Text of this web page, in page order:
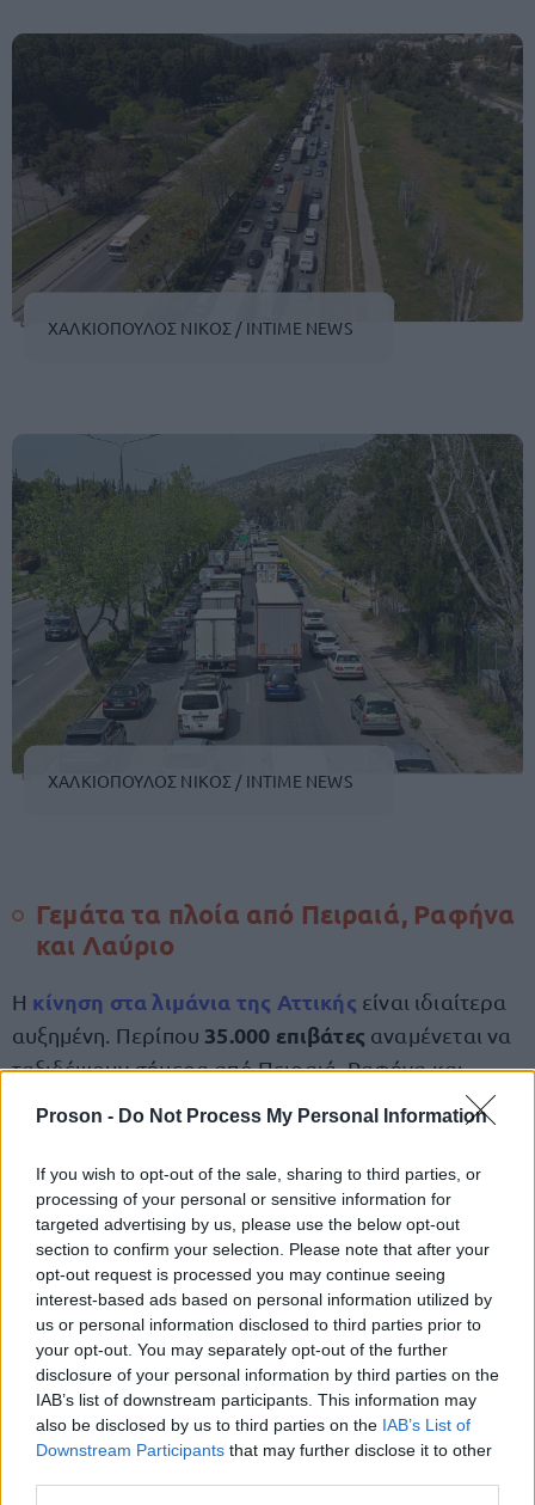
Proson - Do Not Process My Personal Information
If you wish to opt-out of the sale, sharing to third parties, or
processing of your personal or sensitive information for
targeted advertising by us, please use the below opt-out
section to confirm your selection. Please note that after your
opt-out request is processed you may continue seeing
interest-based ads based on personal information utilized by
us or personal information disclosed to third parties prior to
your opt-out. You may separately opt-out of the further
disclosure of your personal information by third parties on the
IAB’s list of downstream participants. This information may
also be disclosed by us to third parties on the IAB’s List of
Downstream Participants that may further disclose it to other
ΧΑΛΚΙΟΠΟΥΛΟΣ ΝΙΚΟΣ / INTIME NEWS
ΧΑΛΚΙΟΠΟΥΛΟΣ ΝΙΚΟΣ / INTIME NEWS
Γεμάτα τα πλοία από Πειραιά, Ραφήνα
και Λαύριο
Η κίνηση στα λιμάνια της Αττικής είναι ιδιαίτερα
αυξημένη. Περίπου 35.000 επιβάτες αναμένεται να
ταξιδέψουν σήμερα από Πειραιά, Ραφήνα και
Από τον Πειραιά αναχωρούν 20 πλοία
μεταφέροντας τουλάχιστον22.190 επιβάτες. Στη
Ραφήνα, 10 πλοία αναμένεται να αποπλεύσουν με
9.800 ταξιδιώτες, ενώ από το Λαύριο αναχωρούν
10 πλοία με 2.843 επιβάτες.
Η κίνηση στα λιμάνια αναμένεται να συνεχιστεί και
αύριο, Μεγάλη Παρασκευή, με πάνω από 30.000